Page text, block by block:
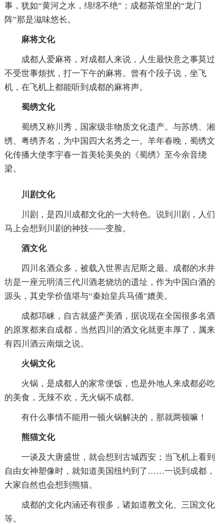
事，犹如“黄河之水，绵绵不绝”；成都茶馆里的“龙门
阵”那是滋味悠长。
麻将文化
成都人爱麻将，对成都人来说，人生最快意之事莫过
不受世事烦扰，打一下午的麻将。曾有个段子说，坐飞
机，在飞机上都能听到成都的麻将声。
蜀绣文化
蜀绣又称川秀，国家级非物质文化遗产。与苏绣、湘
绣、粤绣齐名，为中国四大名秀之一。羊年春晚，蜀绣文
化传播大使李宇春一首美轮美奂的《蜀绣》至今余音绕
梁。
川剧文化
川剧，是四川成都文化的一大特色。说到川剧，人们
马上会想到川剧的神技——变脸。
酒文化
四川名酒众多，被载入世界吉尼斯之最。成都的水井
坊是一座元明清三代川酒老烧坊的遗址，作为中国白酒的
源头，其史学价值堪与“秦始皇兵马俑”媲美。
成都邛崃，自古就盛产美酒，据说现在全国很多名酒
的原浆都来自成都，当然四川的酒文化就更丰厚了，属来
有四川酒云南烟之说。
火锅文化
火锅，是成都人的家常便饭，也是外地人来成都必吃
的美食，无辣不欢，无火锅不成都。
有什么事情不能用一顿火锅解决的，那就两顿嘛！
熊猫文化
一谈及大唐盛世，就会想到古城西安；当飞机上看到
自由女神塑像时，就知道美国纽约到了……一说到成都，
大家自然也会想到熊猫。
成都的文化内涵还有很多，诸如道教文化、三国文化
等。